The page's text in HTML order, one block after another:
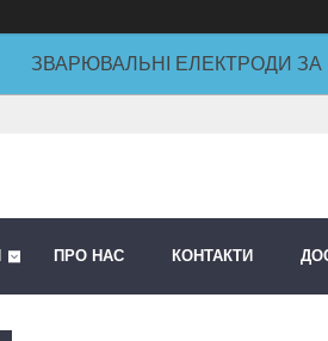
ЗВАРЮВАЛЬНІ ЕЛЕКТРОДИ
ПРО НАС КОНТАКТИ